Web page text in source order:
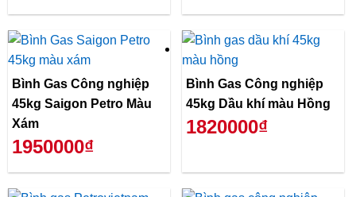
Bình Gas Công nghiệp
45kg Saigon Petro Màu
Xám
1950000₫
Bình Gas Công nghiệp
45kg Dầu khí màu Hồng
1820000₫